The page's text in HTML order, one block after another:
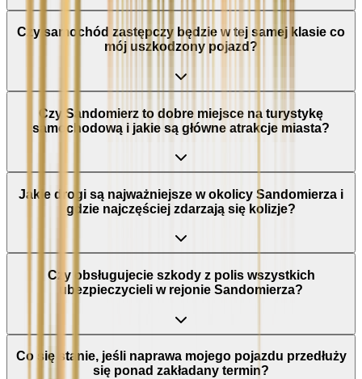
Czy samochód zastępczy będzie w tej samej klasie co
mój uszkodzony pojazd?
Czy Sandomierz to dobre miejsce na turystykę
samochodową i jakie są główne atrakcje miasta?
Jakie drogi są najważniejsze w okolicy Sandomierza i
gdzie najczęściej zdarzają się kolizje?
Czy obsługujecie szkody z polis wszystkich
ubezpieczycieli w rejonie Sandomierza?
Co się stanie, jeśli naprawa mojego pojazdu przedłuży
się ponad zakładany termin?